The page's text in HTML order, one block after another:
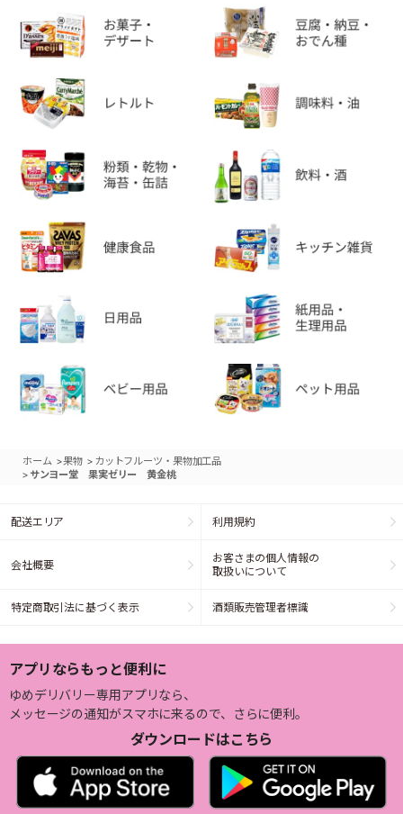
ホーム >果物 > カットフルーツ・果物加工品
> サンヨー堂 果実ゼリー 黄金桃
配送エリア 利用規約
会社概要
お客さまの個人情報の
取扱いについて
特定商取引法に基づく表示 酒類販売管理者標識
アプリならもっと便利に
ゆめデリバリー専用アプリなら、
メッセージの通知がスマホに来るので、さらに便利。
ダウンロードはこちら